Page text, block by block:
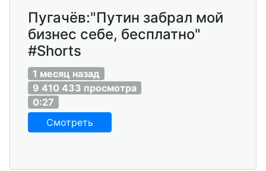
Пугачёв:"Путин забрал мой
бизнес себе, бесплатно"
#Shorts
1 месяц назад
9 410 433 просмотра
0:27
Смотреть